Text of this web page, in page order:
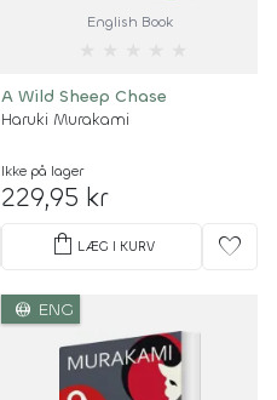
English Book
A Wild Sheep Chase
Haruki Murakami
Ikke på lager
229,95 kr
shopping_bag LÆG I KURV favorite
language ENG